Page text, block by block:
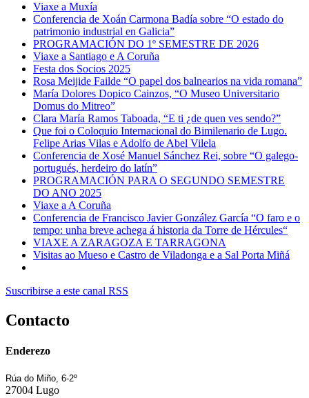
Viaxe a Muxía
Conferencia de Xoán Carmona Badía sobre “O estado do
patrimonio industrial en Galicia”
PROGRAMACIÓN DO 1º SEMESTRE DE 2026
Viaxe a Santiago e A Coruña
Festa dos Socios 2025
Rosa Meijide Failde “O papel dos balnearios na vida romana”
María Dolores Dopico Cainzos, “O Museo Universitario
Domus do Mitreo”
Clara María Ramos Taboada, “E ti ¿de quen ves sendo?”
Que foi o Coloquio Internacional do Bimilenario de Lugo.
Felipe Arias Vilas e Adolfo de Abel Vilela
Conferencia de Xosé Manuel Sánchez Rei, sobre “O galego-
portugués, herdeiro do latín”
PROGRAMACIÓN PARA O SEGUNDO SEMESTRE
DO ANO 2025
Viaxe a A Coruña
Conferencia de Francisco Javier González García “O faro e o
tempo: unha breve achega á historia da Torre de Hércules“
VIAXE A ZARAGOZA E TARRAGONA
Visitas ao Mueso e Castro de Viladonga e a Sal Porta Miñá
Suscribirse a este canal RSS
Contacto
Enderezo
Rúa do Miño, 6-2º
27004 Lugo